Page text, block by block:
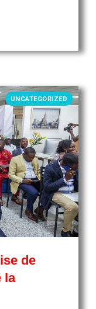
UNCATEGORIZED
de
la